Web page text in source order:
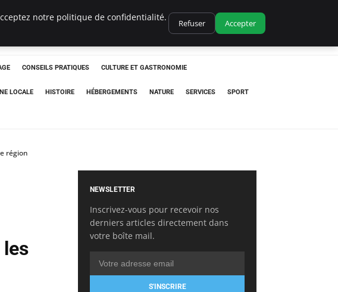
CONSEILS PRATIQUES CULTURE ET GASTRONOMIE
LOCALE HISTOIRE HÉBERGEMENTS NATURE SERVICES SPORT
région
NEWSLETTER
Inscrivez-vous pour recevoir nos
derniers articles directement dans
votre boîte mail.
S'INSCRIRE
notre politique de confidentialité.
Refuser Accepter